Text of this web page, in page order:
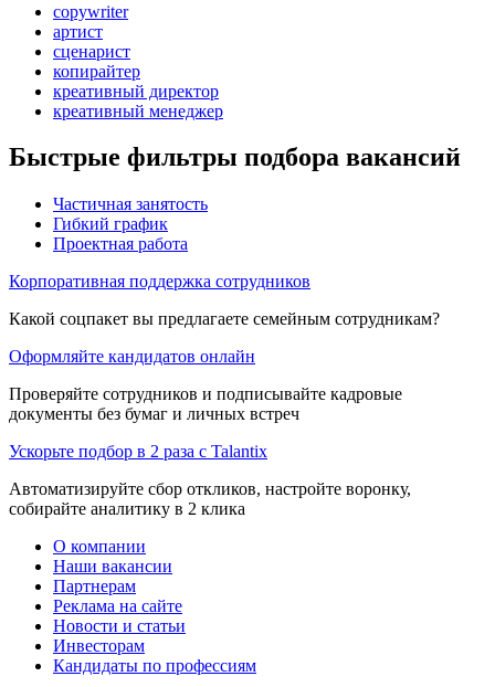
copywriter
артист
сценарист
копирайтер
креативный директор
креативный менеджер
Быстрые фильтры подбора вакансий
Частичная занятость
Гибкий график
Проектная работа
Корпоративная поддержка сотрудников
Какой соцпакет вы предлагаете семейным сотрудникам?
Оформляйте кандидатов онлайн
Проверяйте сотрудников и подписывайте кадровые
документы без бумаг и личных встреч
Ускорьте подбор в 2 раза с Talantix
Автоматизируйте сбор откликов, настройте воронку,
собирайте аналитику в 2 клика
О компании
Наши вакансии
Партнерам
Реклама на сайте
Новости и статьи
Инвесторам
Кандидаты по профессиям